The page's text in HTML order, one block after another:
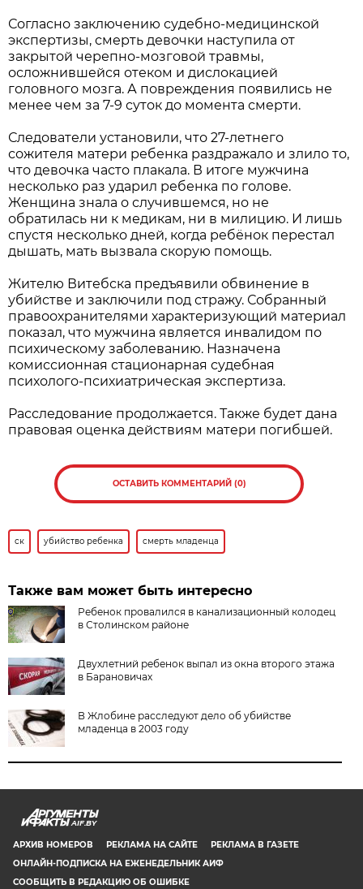
Согласно заключению судебно-медицинской
экспертизы, смерть девочки наступила от
закрытой черепно-мозговой травмы,
осложнившейся отеком и дислокацией
головного мозга. А повреждения появились не
менее чем за 7-9 суток до момента смерти.
Следователи установили, что 27-летнего
сожителя матери ребенка раздражало и злило то,
что девочка часто плакала. В итоге мужчина
несколько раз ударил ребенка по голове.
Женщина знала о случившемся, но не
обратилась ни к медикам, ни в милицию. И лишь
спустя несколько дней, когда ребёнок перестал
дышать, мать вызвала скорую помощь.
Жителю Витебска предъявили обвинение в
убийстве и заключили под стражу. Собранный
правоохранителями характеризующий материал
показал, что мужчина является инвалидом по
психическому заболеванию. Назначена
комиссионная стационарная судебная
психолого-психиатрическая экспертиза.
Расследование продолжается. Также будет дана
правовая оценка действиям матери погибшей.
ОСТАВИТЬ КОММЕНТАРИЙ (0)
ск убийство ребенка смерть младенца
Также вам может быть интересно
Ребенок провалился в канализационный колодец
в Столинском районе
Двухлетний ребенок выпал из окна второго этажа
в Барановичах
В Жлобине расследуют дело об убийстве
младенца в 2003 году
AIF.BY
АРХИВ НОМЕРОВ РЕКЛАМА НА САЙТЕ
РЕКЛАМА В ГАЗЕТЕ
ОНЛАЙН-ПОДПИСКА НА ЕЖЕНЕДЕЛЬНИК АИФ
СООБЩИТЬ В РЕДАКЦИЮ ОБ ОШИБКЕ